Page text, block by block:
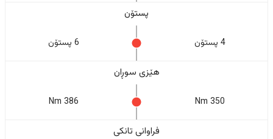
پستۆن
4 پستۆن 6 پستۆن
هێزی سوڕان
350 Nm
386 Nm
فراوانی تانکی